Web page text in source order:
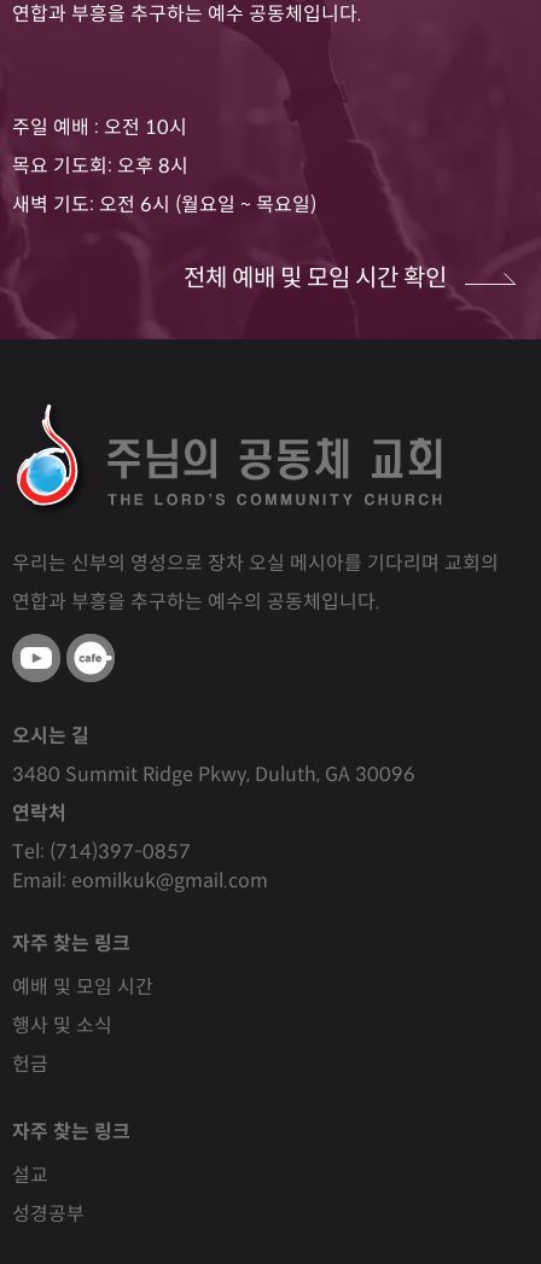
연합과 부흥을 추구하는 예수 공동체입니다.
주일 예배 : 오전 10시
목요 기도회: 오후 8시
새벽 기도: 오전 6시 (월요일 ~ 목요일)
전체 예배 및 모임 시간 확인
우리는 신부의 영성으로 장차 오실 메시아를 기다리며 교회의
연합과 부흥을 추구하는 예수의 공동체입니다.
자주 찾는 링크
예배 및 모임 시간
행사 및 소식
헌금
자주 찾는 링크
설교
성경공부
오시는 길
3480 Summit Ridge Pkwy, Duluth, GA 30096
연락처
Tel: (714)397-0857
Email: eomilkuk@gmail.com